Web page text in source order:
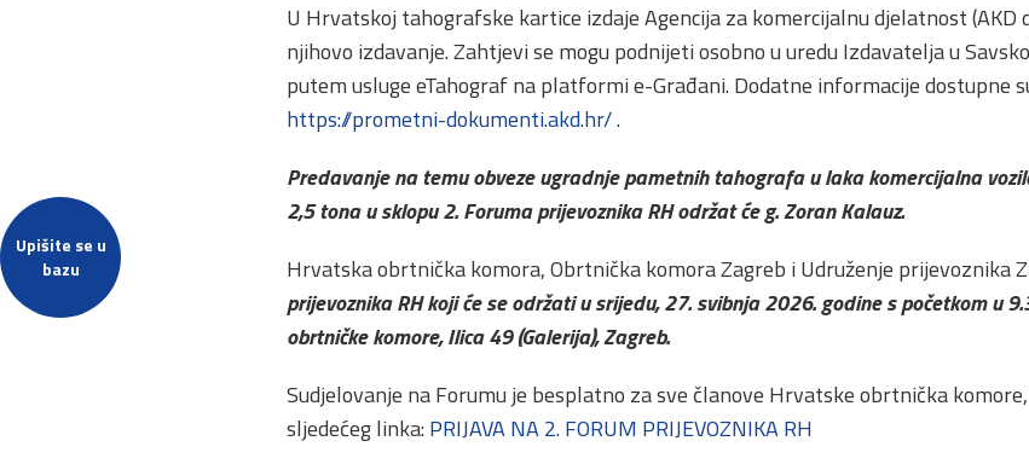
Upišite se u
bazu
U Hrvatskoj tahografske kartice izdaje Agencija za komercijalnu djelatnost (AKD
njihovo izdavanje. Zahtjevi se mogu podnijeti osobno u uredu Izdavatelja u
putem usluge eTahograf na platformi e-Građani. Dodatne informacije dostupne
https://prometni-dokumenti.akd.hr/.
Predavanje na temu obveze ugradnje pametnih tahografa u laka komercijalna
2,5 tona u sklopu 2. Foruma prijevoznika RH održat će g. Zoran Kalauz.
Hrvatska obrtnička komora, Obrtnička komora Zagreb i Udruženje prijevoznika
prijevoznika RH koji će se održati u srijedu, 27. svibnja 2026. godine s početkom u
obrtničke komore, Ilica 49 (Galerija), Zagreb.
Sudjelovanje na Forumu je besplatno za sve članove Hrvatske obrtnička
sljedećeg linka: PRIJAVA NA 2. FORUM PRIJEVOZNIKA RH